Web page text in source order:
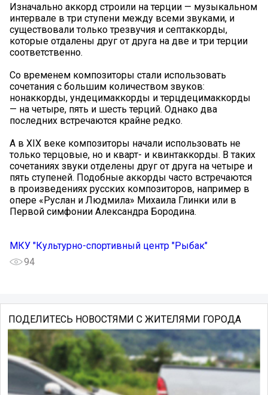
Изначально аккорд строили на терции — музыкальном
интервале в три ступени между всеми звуками, и
существовали только трезвучия и септаккорды,
которые отдалены друг от друга на две и три терции
соответственно.
Со временем композиторы стали использовать
сочетания с большим количеством звуков:
нонаккорды, ундецимаккорды и терцдецимаккорды
— на четыре, пять и шесть терций. Однако два
последних встречаются крайне редко.
А в XIX веке композиторы начали использовать не
только терцовые, но и кварт- и квинтаккорды. В таких
сочетаниях звуки отделены друг от друга на четыре и
пять ступеней. Подобные аккорды часто встречаются
в произведениях русских композиторов, например в
опере «Руслан и Людмила» Михаила Глинки или в
Первой симфонии Александра Бородина.
МКУ "Культурно-спортивный центр "Рыбак"
94
ПОДЕЛИТЕСЬ НОВОСТЯМИ С ЖИТЕЛЯМИ ГОРОДА